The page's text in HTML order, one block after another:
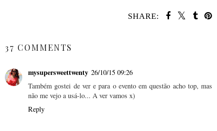
SHARE:
37 COMMENTS
mysupersweettwenty 26/10/15 09:26
Também gostei de ver e para o evento em questão acho top, mas
não me vejo a usá-lo... A ver vamos x)
Reply